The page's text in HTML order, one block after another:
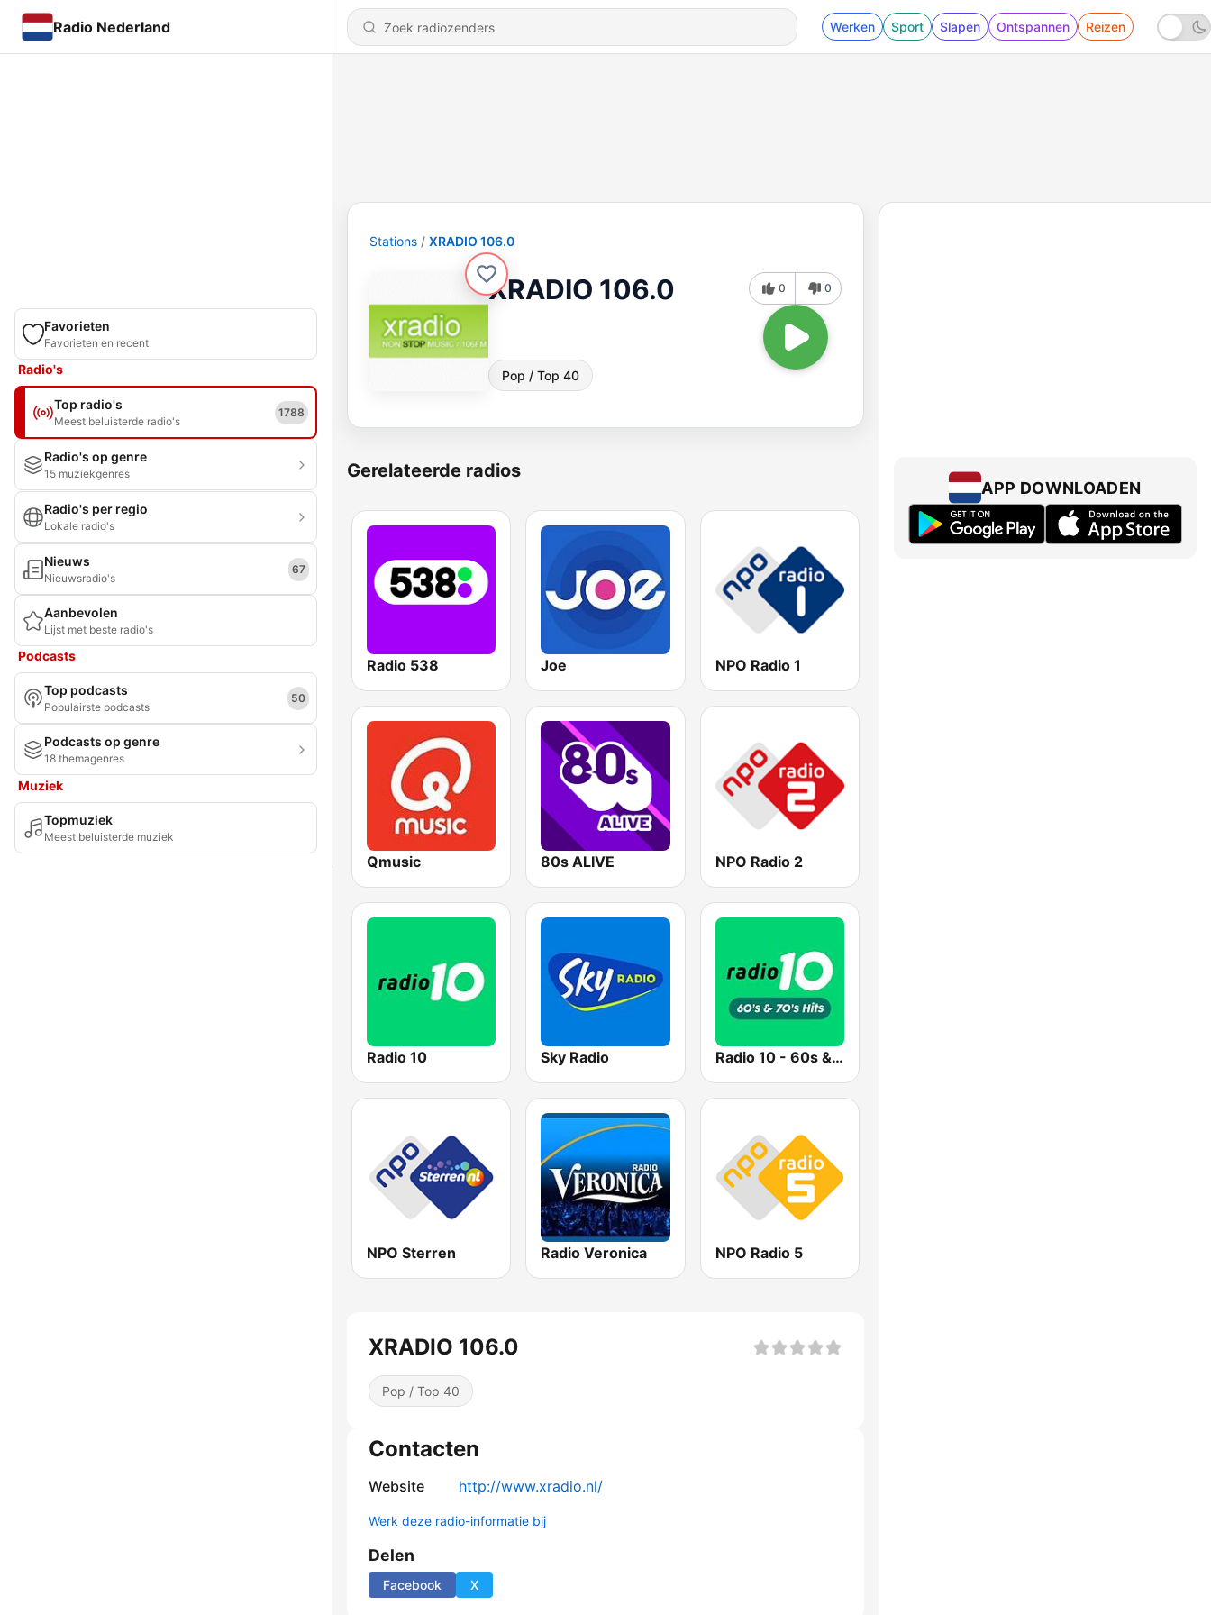
Radio Nederland Werken Sport Slapen Ontspannen Reizen
Favorieten
Favorieten en recent
Radio's
Top radio's
Meest beluisterde radio's
1788
Radio's op genre
15 muziekgenres
Radio's per regio
Lokale radio's
Nieuws
Nieuwsradio's
67
Aanbevolen
Lijst met beste radio's
Podcasts
Top podcasts
Populairste podcasts
50
Podcasts op genre
18 themagenres
Muziek
Topmuziek
Meest beluisterde muziek
Stations XRADIO 106.0
XRADIO 106.0
Pop / Top 40
0 0
Gerelateerde radios
Radio 538 Joe NPO Radio 1
Qmusic 80s ALIVE NPO Radio 2
Radio 10 Sky Radio Radio 10 - 60s & 70s Hits
NPO Sterren Radio Veronica NPO Radio 5
XRADIO 106.0
Pop / Top 40
Contacten
Website http://www.xradio.nl/
Werk deze radio-informatie bij
Delen
Facebook X
APP DOWNLOADEN